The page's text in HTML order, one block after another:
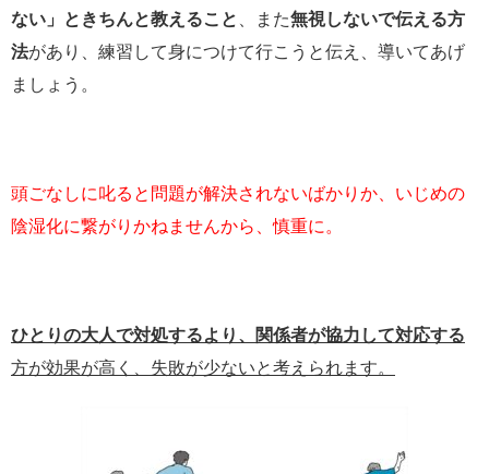
ない」ときちんと教えること
、また無視しないで伝える方
法があり、練習して身につけて行こうと伝え、導いてあげ
ましょう。
頭ごなしに叱ると問題が解決されないばかりか、いじめの
陰湿化に繋がりかねませんから、慎重に。
ひとりの大人で対処するより、関係者が協力して対応する
方が効果が高く、失敗が少ないと考えられます。